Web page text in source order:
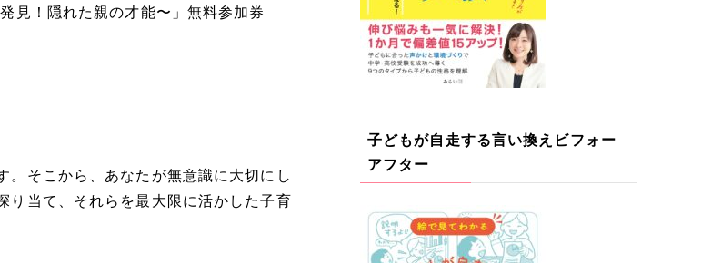
見！隠れた親の才能〜」無料参加券
そこから、あなたが無意識に大切にし
り当て、それらを最大限に活かした子育
子どもが自走する言い換えビフォー
アフター